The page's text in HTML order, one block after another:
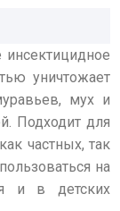
уничтожает
мух и
Подходит для
частных, так
на
и в детских